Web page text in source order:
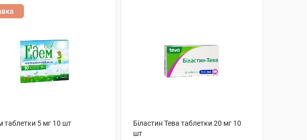
таблетки 5 мг 10 шт
Біластин Тева таблетки 20 мг 10
шт